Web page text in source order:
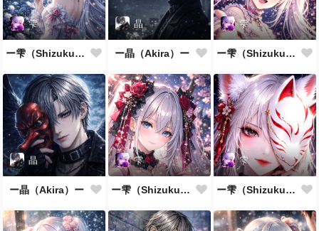
雫
ー雫（Shizuku）ー
晶
ー晶（Akira）ー
雫
ー雫（Shizuku）ー
晶
ー晶（Akira）ー
雫
ー雫（Shizuku）ー
雫
ー雫（Shizuku）ー